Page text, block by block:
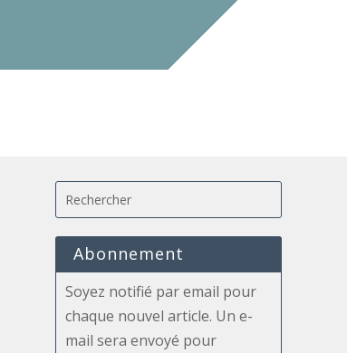
Abonnement
Soyez notifié par email pour
chaque nouvel article. Un e-
mail sera envoyé pour